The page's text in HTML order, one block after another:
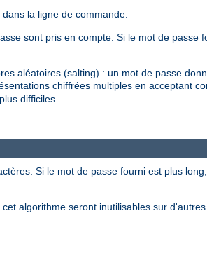
la ligne de commande.
sont pris en compte. Si le mot de passe
aléatoires (salting) : un mot de passe
chiffrées multiples en acceptant
difficiles.
Si le mot de passe fourni est plus
algorithme seront inutilisables sur d'autres